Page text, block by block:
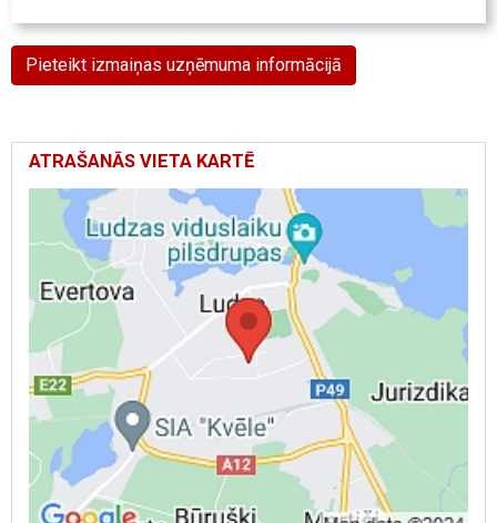
Pieteikt izmaiņas uzņēmuma informācijā
ATRAŠANĀS VIETA KARTĒ